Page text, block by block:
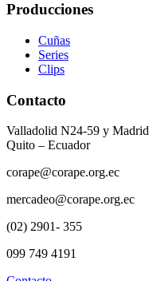
Producciones
Cuñas
Series
Clips
Contacto
Valladolid N24-59 y
Quito – Ecuador
corape@corape.org.ec
mercadeo@corape.org.ec
(02) 2901- 355
099 749 4191